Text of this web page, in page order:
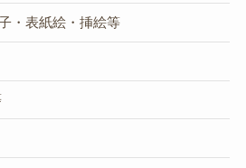
・表紙絵・挿絵等